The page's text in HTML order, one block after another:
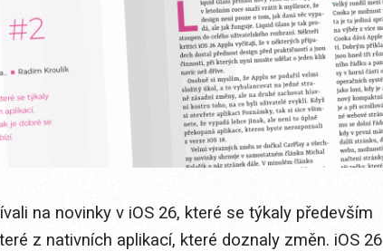
na novinky v iOS 26, které se týkaly především
z nativních aplikací, které doznaly změn. iOS 26